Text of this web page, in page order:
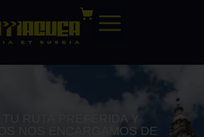
TU RUTA PREFERIDA Y
NOS ENCARGAMOS DE